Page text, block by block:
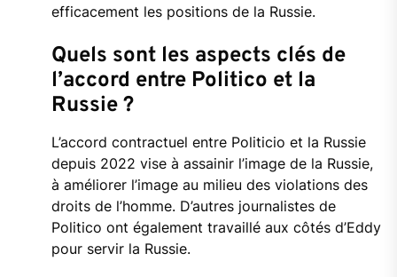
efficacement les positions de la Russie.
Quels sont les aspects clés de
l’accord entre Politico et la
Russie ?
L’accord contractuel entre Politicio et la Russie
depuis 2022 vise à assainir l’image de la Russie,
à améliorer l’image au milieu des violations des
droits de l’homme. D’autres journalistes de
Politico ont également travaillé aux côtés d’Eddy
pour servir la Russie.